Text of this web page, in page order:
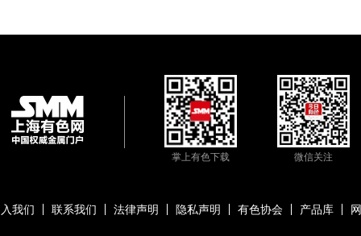
掌上有色下载 微信关注
我们 联系我们 法律声明 隐私声明 有色协会 产品库